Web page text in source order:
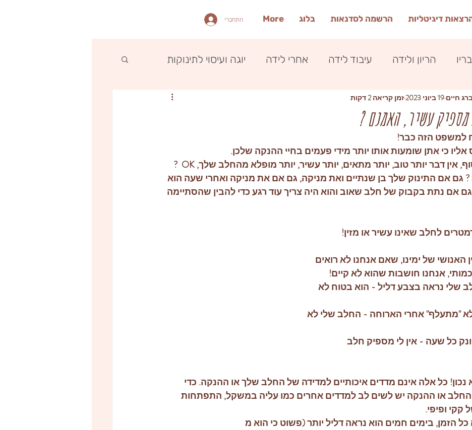
התחברי דיגיטליות הרשמה לסדנאות בלוג More
הריון ולידה עיבוד לידה אחרי לידה יוגה ועיסוי לתינוקות
עשיר, האמנם ?
חיים 19 ביוני 2023 זמן קריאה 2 דקות
למשפט הזה כבר!
כי אתן שומעות אותו יותר מידי פעמים בחיי ההנקה שלכן.
בואו נתחיל מהסוף, אין דבר יותר טוב, יותר מתאים, יותר עשיר, יותר מופלא מהחלב שלך, OK  ?
? גם אם התינוק שלך בן שנתיים ואת מניקה, גם אם את מניקה ואחרי שעה הוא
גם אם נתת בקבוק של חלב שאוב והוא היה צריך עוד רגע כדי להבין שהסתיימה
לחלב שאינו עשיר או מזין!
האנושי של ימינו, שאם אנחנו לא רואים
אנחנו חושבות שהוא לא קיים!
שלי נראה בצבע דליל - הוא בטוח לא
"מתעלף" אחרי הארוחה - החלב שלי לא
כל שעה - אין לי מספיק חלב
נכון! כל אלה אינם מדדים איכותיים למדידה של החלב שלך או ההנקה. כדי
החלב או ההנקה יש לשים לב למדדים אחרים כמו עליה במשקל, התפתחות
קקי ופיפי.
הזמן, בימים חמים הוא נראה דליל יותר (פשוט כי הוא מ